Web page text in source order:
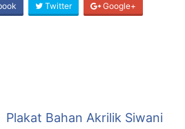
Twitter Google+
Plakat Bahan Akrilik Siwani